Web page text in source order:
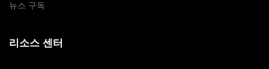
뉴스 구독
리소스 센터